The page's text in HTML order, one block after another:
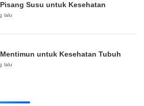
Susu untuk Kesehatan
lalu
untuk Kesehatan Tubuh
lalu